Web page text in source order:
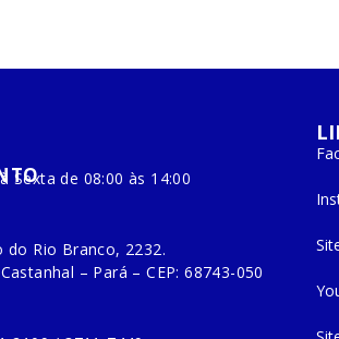
Sexta de 08:00 às 14:00
do Rio Branco, 2232.
– Pará – CEP: 68743-050